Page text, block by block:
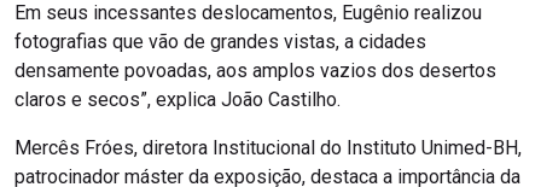
Em seus incessantes deslocamentos, Eugênio realizou
fotografias que vão de grandes vistas, a cidades
densamente povoadas, aos amplos vazios dos desertos
claros e secos”, explica João Castilho.
Mercês Fróes, diretora Institucional do Instituto Unimed-BH,
patrocinador máster da exposição, destaca a importância da